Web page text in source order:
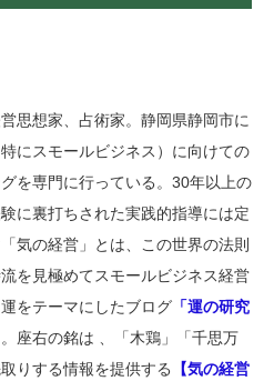
思想家、占術家。静岡県静岡市に
にスモールビジネス）に向けての
を専門に行っている。30年以上の
に裏打ちされた実践的指導には定
気の経営」とは、この世界の法則
を見極めてスモールビジネス経営
をテーマにしたブログ 「運の研究
座右の銘は 、「木鶏」「千思万
りする情報を提供する
【気の経営